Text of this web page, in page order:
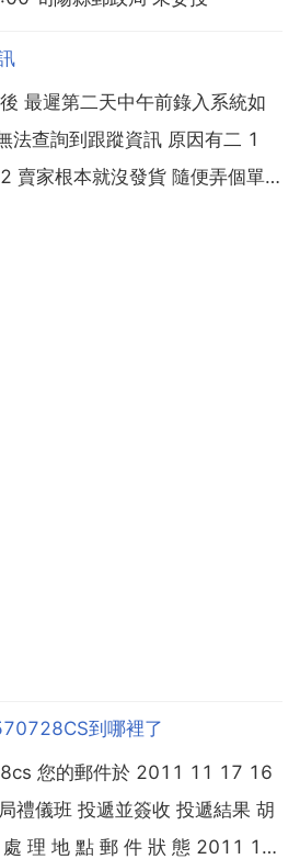
最遲第二天中午前錄入系統如
法查詢到跟蹤資訊 原因有二 1
賣家根本就沒發貨 隨便弄個單
到哪裡了
您的郵件於 2011 11 17 16
禮儀班 投遞並簽收 投遞結果 胡
處 理 地 點 郵 件 狀 態 2011 11